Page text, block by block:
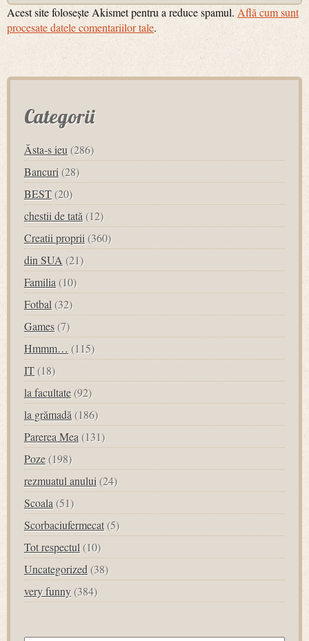
Acest site folosește Akismet pentru a reduce spamul. Află cum sunt
procesate datele comentariilor tale.
Categorii
Ăsta-s ieu (286)
Bancuri (28)
BEST (20)
chestii de tată (12)
Creatii proprii (360)
din SUA (21)
Familia (10)
Fotbal (32)
Games (7)
Hmmm… (115)
IT (18)
la facultate (92)
la grămadă (186)
Parerea Mea (131)
Poze (198)
rezmuatul anului (24)
Scoala (51)
Scorbaciufermecat(5)
Tot respectul (10)
Uncategorized (38)
very funny (384)